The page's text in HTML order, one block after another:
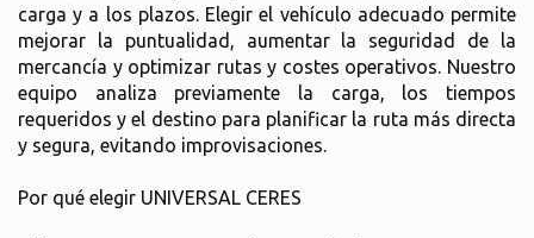
carga y a los plazos. Elegir el vehículo adecuado permite
mejorar la puntualidad, aumentar la seguridad de la
mercancía y optimizar rutas y costes operativos. Nuestro
equipo analiza previamente la carga, los tiempos
requeridos y el destino para planificar la ruta más directa
y segura, evitando improvisaciones.
Por qué elegir UNIVERSAL CERES